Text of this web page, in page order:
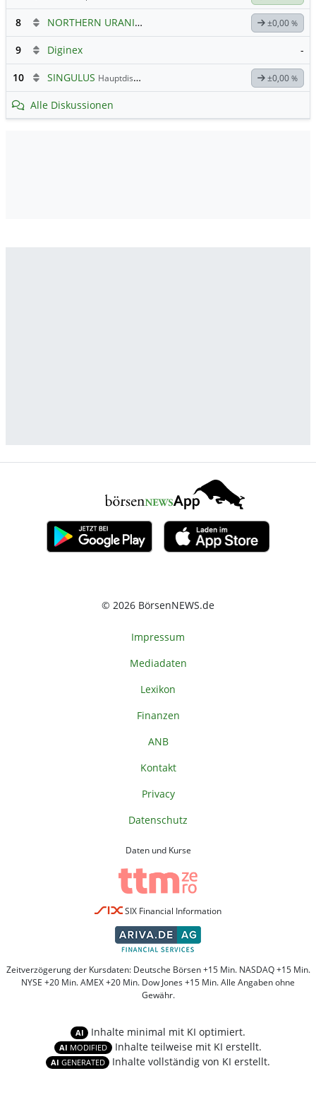
8 NORTHERN URANIUM ±0,00 %
9 Diginex -
10 SINGULUS Hauptdiskussion ±0,00 %
Alle Diskussionen
© 2026 BörsenNEWS.de
Impressum
Mediadaten
Lexikon
Finanzen
ANB
Kontakt
Privacy
Datenschutz
Daten und Kurse
SIX Financial Information
Zeitverzögerung der Kursdaten: Deutsche Börsen +15 Min. NASDAQ +15 Min.
NYSE +20 Min. AMEX +20 Min. Dow Jones +15 Min. Alle Angaben ohne
Gewähr.
AI Inhalte minimal mit KI optimiert.
AI MODIFIED Inhalte teilweise mit KI erstellt.
AI GENERATED Inhalte vollständig von KI erstellt.